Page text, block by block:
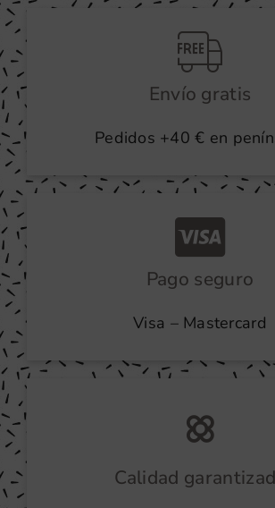
Envío gratis
Pedidos +40 € en
Pago seguro
Visa – Mastercard
Calidad